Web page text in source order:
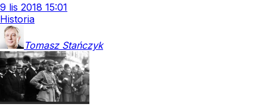
9 lis 2018 15:01
Historia
Tomasz Stańczyk